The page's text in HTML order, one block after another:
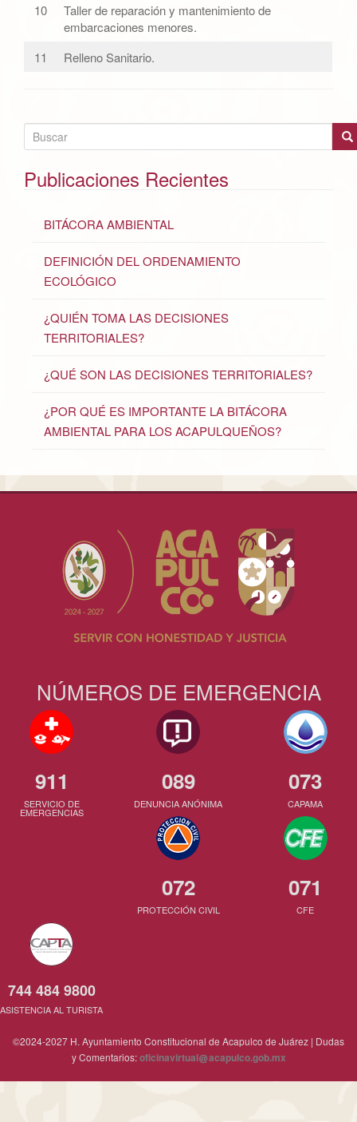
10
Taller de reparación y mantenimiento de
embarcaciones menores.
11
Relleno Sanitario.
u
s
cPublicaciones Recientes
BITÁCORA AMBIENTAL
DEFINICIÓN DEL ORDENAMIENTO
ECOLÓGICO
¿QUIÉN TOMA LAS DECISIONES
TERRITORIALES?
¿QUÉ SON LAS DECISIONES TERRITORIALES?
¿POR QUÉ ES IMPORTANTE LA BITÁCORA
AMBIENTAL PARA LOS ACAPULQUEÑOS?
NÚMEROS DE EMERGENCIA
911
SERVICIO DE
EMERGENCIAS
089
DENUNCIA ANÓNIMA
073
CAPAMA
072
PROTECCIÓN CIVIL
071
CFE
744 484 9800
ASISTENCIA AL TURISTA
©2024-2027 H. Ayuntamiento Constitucional de Acapulco de Juárez | Dudas
y Comentarios:oficinavirtual acapulco.gob.mx